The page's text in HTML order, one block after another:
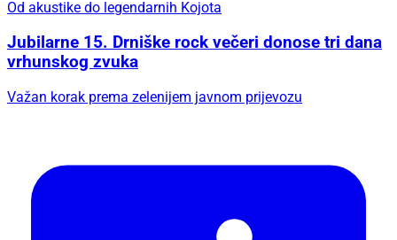
Od akustike do legendarnih Kojota
Jubilarne 15. Drniške rock večeri donose tri dana
vrhunskog zvuka
Važan korak prema zelenijem javnom prijevozu